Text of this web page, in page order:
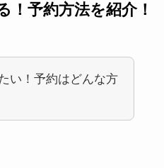
！予約方法を紹介！
い！予約はどんな方